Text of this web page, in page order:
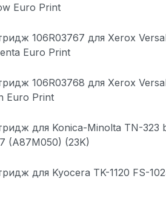
Euro Print
106R03767 для Xerox
Euro Print
106R03768 для Xerox
Euro Print
для Konica-Minolta TN-323
(A87M050) (23K)
для Kyocera TK-1120 FS-